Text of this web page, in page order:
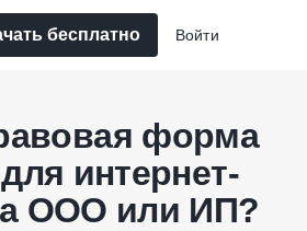
бесплатно Войти
форма
интернет-
ООО или ИП?